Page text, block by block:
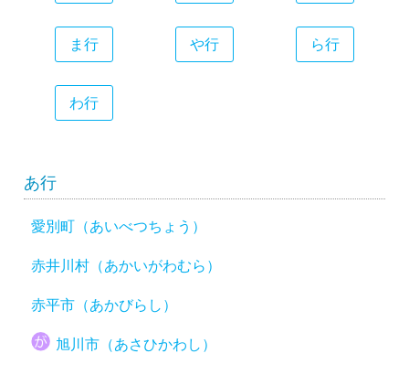
ま行 や行 ら行
わ行
あ行
愛別町（あいべつちょう）
赤井川村（あかいがわむら）
赤平市（あかびらし）
旭川市（あさひかわし）